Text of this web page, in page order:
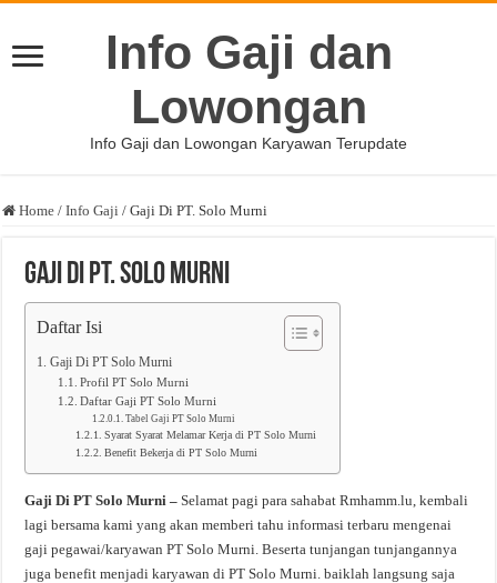
Info Gaji dan
Lowongan
Info Gaji dan Lowongan Karyawan Terupdate
Home / Info Gaji / Gaji Di PT. Solo Murni
Gaji Di PT. Solo Murni
Daftar Isi
Gaji Di PT Solo Murni
Profil PT Solo Murni
Daftar Gaji PT Solo Murni
Tabel Gaji PT Solo Murni
Syarat Syarat Melamar Kerja di PT Solo Murni
Benefit Bekerja di PT Solo Murni
Gaji Di PT Solo Murni –Selamat pagi para sahabat Rmhamm.lu, kembali
lagi bersama kami yang akan memberi tahu informasi terbaru mengenai
gaji pegawai/karyawan PT Solo Murni. Beserta tunjangan tunjangannya
juga benefit menjadi karyawan di PT Solo Murni. baiklah langsung saja